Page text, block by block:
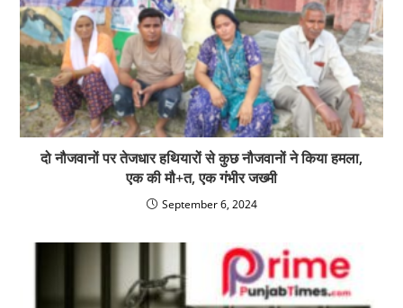
दो नौजवानों पर तेजधार हथियारों से कुछ नौजवानों ने किया हमला,
एक की मौ+त, एक गंभीर जख्मी
September 6, 2024